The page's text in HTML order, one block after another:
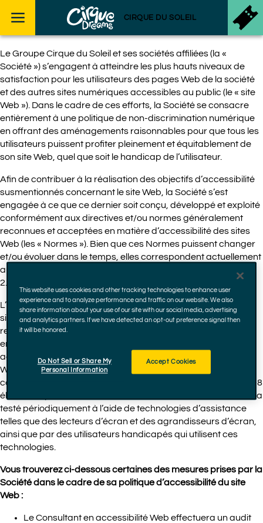
Skip to footer CIRQUE DU SOLEIL
Le Groupe Cirque du Soleil et ses sociétés affiliées (la «
Société ») s’engagent à atteindre les plus hauts niveaux de
satisfaction pour les utilisateurs des pages Web de la société
et des autres sites numériques accessibles au public (le « site
Web »). Dans le cadre de ces efforts, la Société se consacre
entièrement à une politique de non-discrimination numérique
en offrant des aménagements raisonnables pour que tous les
utilisateurs puissent profiter pleinement et équitablement de
son site Web, quel que soit le handicap de l’utilisateur.
Afin de contribuer à la réalisation des objectifs d’accessibilité
susmentionnés concernant le site Web, la Société s’est
engagée à ce que ce dernier soit conçu, développé et exploité
conformément aux directives et/ou normes généralement
reconnues et acceptées en matière d’accessibilité des sites
Web (les « Normes »). Bien que ces Normes puissent changer
et/ou évoluer dans le temps, elles correspondent actuellement
au moins aux instructions d’accessibilité du contenu Web
2.0/2.1 du World Wide Web Consortium aux niveaux A et AA ¹.
L’engagement de la Société à l’égard de l’accessibilité des
sites Web sera mis en œuvre au fil du temps avec les
recommandations supplémentaires du conseil et d’un expert
en accessibilité tiers indépendant (« Consultant en
accessibilité Web »). Ce processus de développement du site
Web permettra également de rendre le site Web plus
conforme aux Normes d’accessibilité au Web de la section 508
élaborées par le United States Access Board. Le site Web sera
testé périodiquement à l’aide de technologies d’assistance
telles que des lecteurs d’écran et des agrandisseurs d’écran,
ainsi que par des utilisateurs handicapés qui utilisent ces
technologies.
Vous trouverez ci-dessous certaines des mesures prises par la
Société dans le cadre de sa politique d’accessibilité du site
Web :
Le Consultant en accessibilité Web effectuera un audit
This website uses cookies and other tracking technologies to enhance user
experience and to analyze performance and traffic on our website. We also
share information about your use of our site with our social media, advertising
and analytics partners. If we have detected an opt-out preference signal then
it will be honored.
Do Not Sell or Share My
Personal Information
Accept Cookies